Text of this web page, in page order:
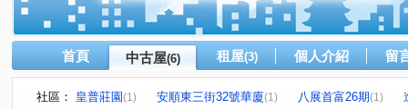
首頁 中古屋(6) 租屋(3) 個人介紹 留
社區： 皇普莊園(1) 安順東三街32號華廈(1) 八展首富26期(1)